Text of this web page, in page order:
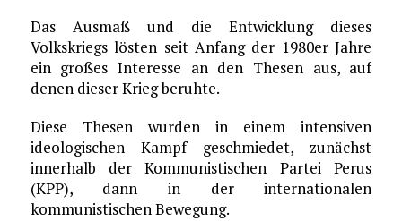
Das Ausmaß und die Entwicklung dieses
Volkskriegs lösten seit Anfang der 1980er Jahre
ein großes Interesse an den Thesen aus, auf
denen dieser Krieg beruhte.
Diese Thesen wurden in einem intensiven
ideologischen Kampf geschmiedet, zunächst
innerhalb der Kommunistischen Partei Perus
(KPP), dann in der internationalen
kommunistischen Bewegung.